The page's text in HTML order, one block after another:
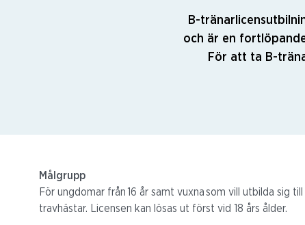
B-
och är en
För att ta B-
Målgrupp
För ungdomar från 16 år samt vuxna som vill utbilda sig
travhästar. Licensen kan lösas ut först vid 18 års ålder.